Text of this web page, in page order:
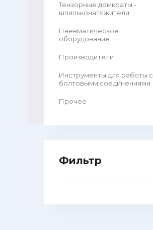
Тензорные домкраты -
шпильконатяжители
Пневматическое
оборудование
Производители
Инструменты для работы с
болтовыми соединениями
Прочее
Фильтр